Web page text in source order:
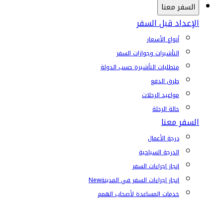
السفر معنا
الإعداد قبل السفر
أنواع الأسعار
التأشيرات وجوازات السفر
متطلبات التأشيرة حسب الدولة
طرق الدفع
مواعيد الرحلات
حالة الرحلة
السفر معنا
درجة الأعمال
الدرجة السياحية
إنجاز إجراءات السفر
إنجاز إجراءات السفر في المدينةNew
خدمات المساعدة لأصحاب الهمم